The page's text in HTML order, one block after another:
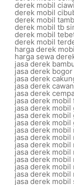
derek mobil ciawi
derek mobil
derek mobil
derek mobil tb
derek mobil
derek mobil
harga derek
harga sewa
jasa derek
jasa derek
jasa derek
jasa derek
jasa derek
jasa derek mobil
jasa derek mobil
jasa derek mobil
jasa derek
jasa derek mobil
jasa derek mobil
jasa derek mobil
jasa derek mobil
jasa derek mobil
jasa derek mobil
jasa derek mobil
jasa derek mobil